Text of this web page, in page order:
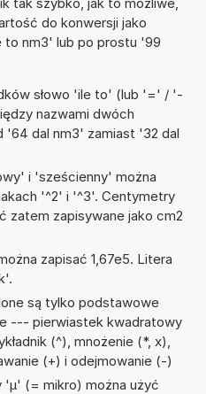
do konwersji jako
to nm3' lub po prostu '99
słowo 'ile to' (lub '=' / '-
nazwami dwóch
'64 dal nm3' zamiast '32 dal
i 'sześcienny' można
'^2' i '^3'. Centymetry
zatem zapisywane jako cm2
zapisać 1,67e5. Litera
są tylko podstawowe
--- pierwiastek kwadratowy
(^), mnożenie (*, x),
(+) i odejmowanie (-)
'µ' (= mikro) można użyć